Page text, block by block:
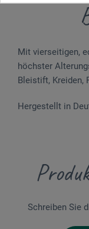
Mit vierseitigen,
höchster
Bleistift, Kreiden,
Hergestellt in
Schreiben Sie